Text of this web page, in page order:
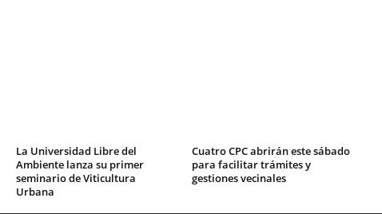
La Universidad Libre del
Ambiente lanza su primer
seminario de Viticultura
Urbana
Cuatro CPC abrirán este sábado
para facilitar trámites y
gestiones vecinales